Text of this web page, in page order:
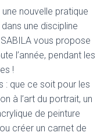
nouvelle pratique
une discipline
vous propose
l’année, pendant les
!
: que ce soit pour les
à l’art du portrait, un
de peinture
créer un carnet de